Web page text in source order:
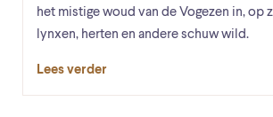
het mistige woud van de Vogezen in, op
lynxen, herten en andere schuw wild.
Lees verder